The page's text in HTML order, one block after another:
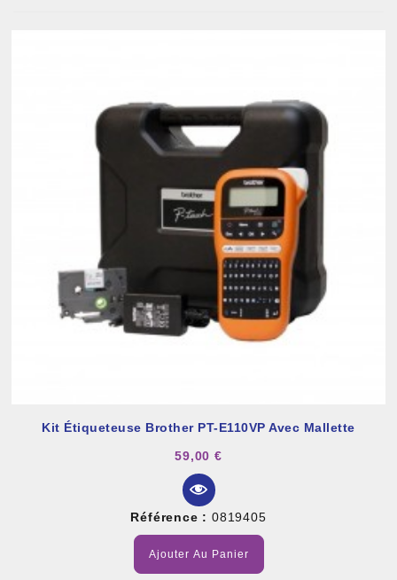
Kit Étiqueteuse Brother PT-E110VP Avec Mallette
59,00 €
Référence : 0819405
Ajouter Au Panier